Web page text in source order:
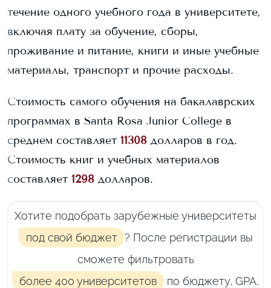
течение одного учебного года в университете,
включая плату за обучение, сборы,
проживание и питание, книги и иные учебные
материалы, транспорт и прочие расходы.
Стоимость самого обучения на бакалаврских
программах в Santa Rosa Junior College в
среднем составляет 11308 долларов в год.
Стоимость книг и учебных материалов
составляет 1298 долларов.
Хотите подобрать зарубежные университеты
под свой бюджет ? После регистрации вы
сможете фильтровать
более 400 университетов
по бюджету, GPA,